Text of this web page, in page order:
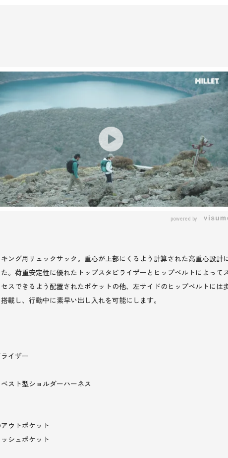
powered by
ング用リュックサック。重心が上部にくるよう計算された高重心設計
。荷重安定性に優れたトップスタビライザーとヒップベルトによって
スできるよう配置されたポケットの他、左サイドのヒップベルトには
載し、行動中に素早い出し入れを可能にします。
イザー
スト型ショルダーハーネス
ウトポケット
シュポケット